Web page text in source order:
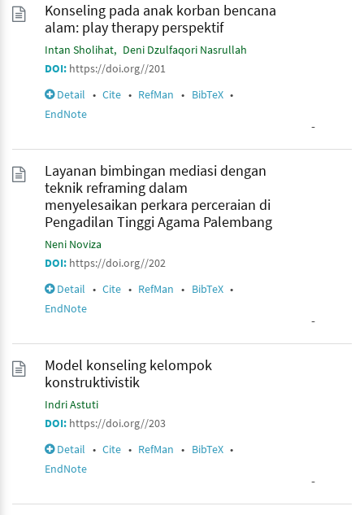
Konseling pada anak korban bencana
alam: play therapy perspektif
Intan Sholihat
Deni Dzulfaqori Nasrullah
DOI: https://doi.org//201
Detail • Cite • RefMan • BibTeX •
EndNote
-
Layanan bimbingan mediasi dengan
teknik reframing dalam
menyelesaikan perkara perceraian di
Pengadilan Tinggi Agama Palembang
Neni Noviza
DOI: https://doi.org//202
Detail • Cite • RefMan • BibTeX •
EndNote
-
Model konseling kelompok
konstruktivistik
Indri Astuti
DOI: https://doi.org//203
Detail • Cite • RefMan • BibTeX •
EndNote
-